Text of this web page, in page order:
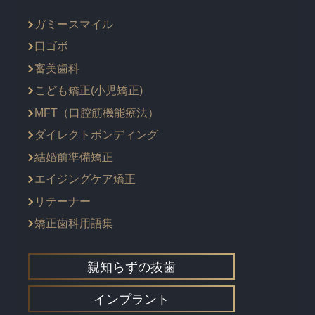
ガミースマイル
口ゴボ
審美歯科
こども矯正(小児矯正)
MFT（口腔筋機能療法）
ダイレクトボンディング
結婚前準備矯正
エイジングケア矯正
リテーナー
矯正歯科用語集
親知らずの抜歯
インプラント